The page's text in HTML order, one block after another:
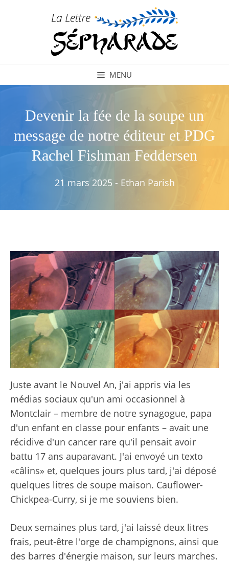
MENU
Devenir la fée de la soupe un
message de notre éditeur et PDG
Rachel Fishman Feddersen
21 mars 2025 - Ethan Parish
Juste avant le Nouvel An, j'ai appris via les
médias sociaux qu'un ami occasionnel à
Montclair – membre de notre synagogue, papa
d'un enfant en classe pour enfants – avait une
récidive d'un cancer rare qu'il pensait avoir
battu 17 ans auparavant. J'ai envoyé un texto
«câlins» et, quelques jours plus tard, j'ai déposé
quelques litres de soupe maison. Cauflower-
Chickpea-Curry, si je me souviens bien.
Deux semaines plus tard, j'ai laissé deux litres
frais, peut-être l'orge de champignons, ainsi que
des barres d'énergie maison, sur leurs marches.